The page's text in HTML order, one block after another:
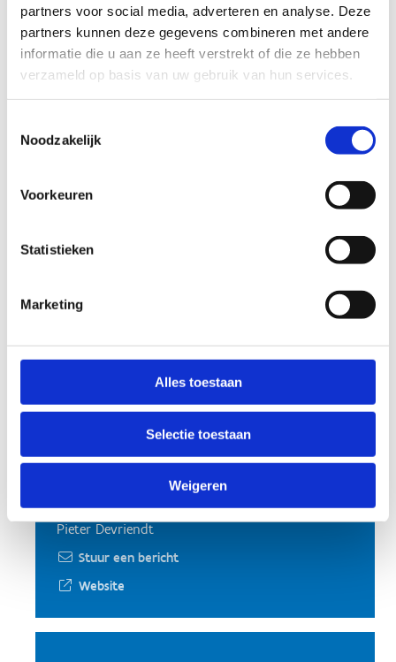
partners voor social media, adverteren en analyse. Deze
partners kunnen deze gegevens combineren met andere
informatie die u aan ze heeft verstrekt of die ze hebben
verzameld op basis van uw gebruik van hun services.
Noodzakelijk
Voorkeuren
Statistieken
Marketing
Alles toestaan
Selectie toestaan
Weigeren
Contacteer ons
Actieve clubs
Voetbal VK De Rese / Keypharm
Voetbalschool Legein
Pieter Devriendt
Stuur een bericht
Website